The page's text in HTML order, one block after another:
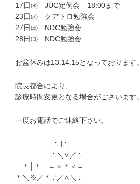
17日㈬ JUC定例会 18:00まで
23日㈫ クアトロ勉強会
27日㈯ NDC勉強会
28日㈰ NDC勉強会
お盆休みは13.14.15となっております。
院長都合により、
診療時間変更となる場合がございます。
一度お電話でご連絡下さい。
∴∥∴
∴＼∨／∴
＊│＊ ＝＞＊＜＝
＊＼※／＊∵／∧＼∵